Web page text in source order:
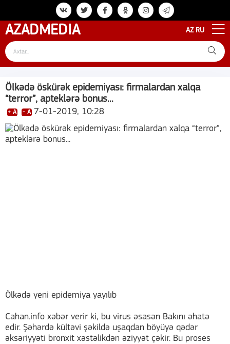
AZADMEDIA AZ RU
Ölkədə öskürək epidemiyası: firmalardan xalqa
“terror”, apteklərə bonus...
+ A - A 7-01-2019, 10:28
Ölkədə yeni epidemiya yayılıb
Cahan.info xəbər verir ki, bu virus əsasən Bakını əhatə
edir. Şəhərdə kültəvi şəkildə uşaqdan böyüyə qədər
əksəriyyəti bronxit xəstəlikdən əziyyət çəkir. Bu proses